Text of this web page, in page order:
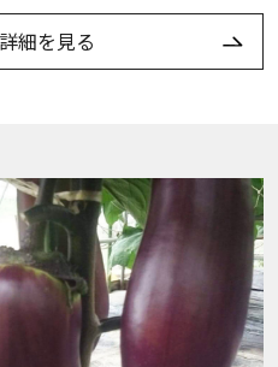
細を見る